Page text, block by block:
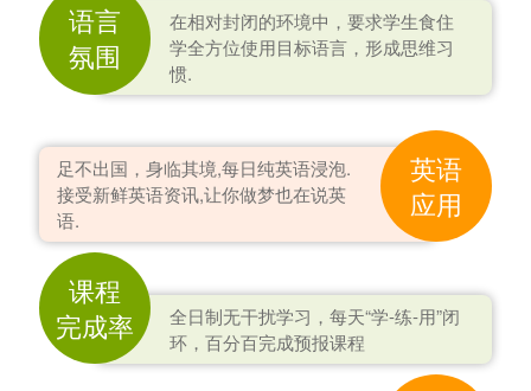
语言
氛围
在相对封闭的环境中，要求学生食住
学全方位使用目标语言，形成思维习
惯.
英语
应用
足不出国，身临其境,每日纯英语浸泡.
接受新鲜英语资讯,让你做梦也在说英
语.
课程
完成率
全日制无干扰学习，每天“学-练-用”闭
环，百分百完成预报课程